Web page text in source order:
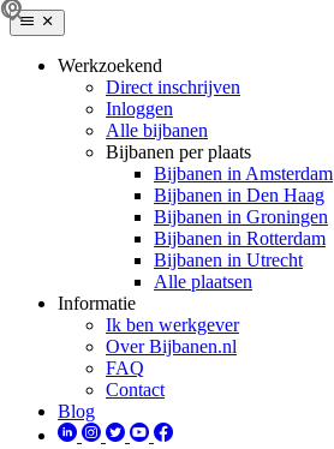
Werkzoekend
Direct inschrijven
Inloggen
Alle bijbanen
Bijbanen per plaats
Bijbanen in Amsterdam
Bijbanen in Den Haag
Bijbanen in Groningen
Bijbanen in Rotterdam
Bijbanen in Utrecht
Alle plaatsen
Informatie
Ik ben werkgever
Over Bijbanen.nl
FAQ
Contact
Blog